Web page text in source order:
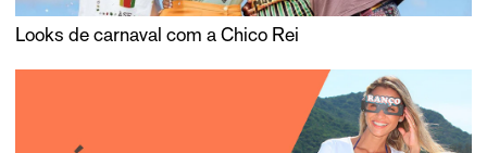
Looks de carnaval com a Chico Rei